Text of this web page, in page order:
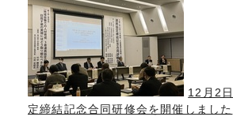
12月2
定締結記念合同研修会を開催しました